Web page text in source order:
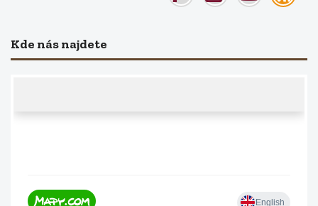
Kde nás najdete